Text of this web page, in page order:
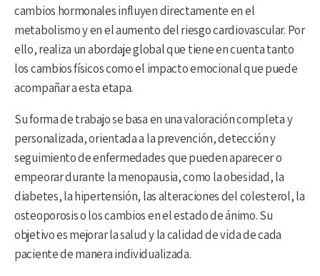
cambios hormonales influyen directamente en el
metabolismo y en el aumento del riesgo cardiovascular. Por
ello, realiza un abordaje global que tiene en cuenta tanto
los cambios físicos como el impacto emocional que puede
acompañar a esta etapa.
Su forma de trabajo se basa en una valoración completa y
personalizada, orientada a la prevención, detección y
seguimiento de enfermedades que pueden aparecer o
empeorar durante la menopausia, como la obesidad, la
diabetes, la hipertensión, las alteraciones del colesterol, la
osteoporosis o los cambios en el estado de ánimo. Su
objetivo es mejorar la salud y la calidad de vida de cada
paciente de manera individualizada.